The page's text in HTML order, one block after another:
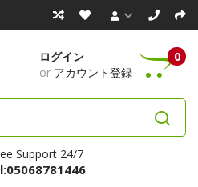
ログイン
or アカウント登録
0
Support 24/7